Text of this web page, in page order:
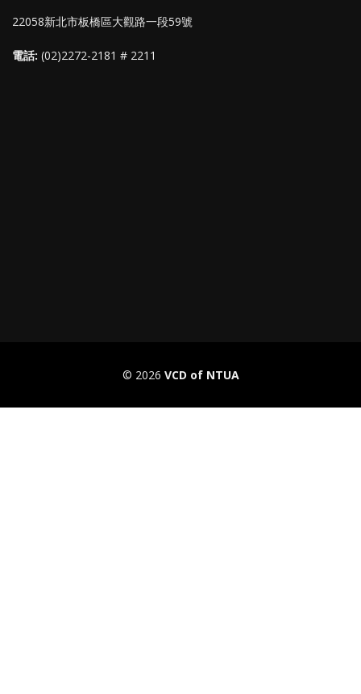
22058新北市板橋區大觀路一段59號
電話: (02)2272-2181 # 2211
© 2026 VCD of NTUA